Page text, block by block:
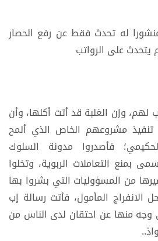
له تحدث فقط عن رفع الحصار
يتحدث على الرواتب
وإن الغلبة قد أتت أكلها، وأن
مشروعهم الخاص الذي ألمح
فأصدروا مدونة السلوك
بمنع التعاملات الربوية، وتخلوا
من المسؤوليات التي بشروا بها
الانفراج المأمول، فأتت رسالة إب
وجه منها عن احتقان لدى الناس من